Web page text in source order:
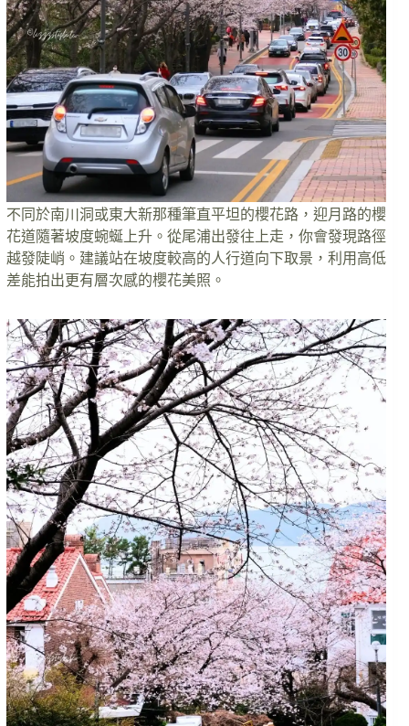
不同於南川洞或東大新那種筆直平坦的櫻花路，迎月路的櫻
花道隨著坡度蜿蜒上升。從尾浦出發往上走，你會發現路徑
越發陡峭。建議站在坡度較高的人行道向下取景，利用高低
差能拍出更有層次感的櫻花美照。